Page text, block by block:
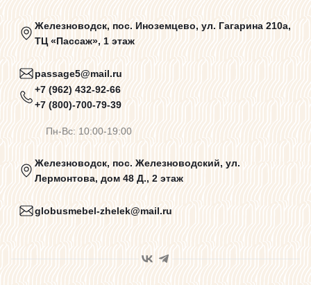
Политика конфиденциальности
Пользовательское соглашение
Договор оферты
Программа лояльности
Карта сайта
Железноводск, пос. Иноземцево, ул. Гагарина 210а,
ТЦ «Пассаж», 1 этаж
passage5@mail.ru
+7 (962) 432-92-66
+7 (800)-700-79-39
Пн-Вс: 10:00-19:00
Железноводск, пос. Железноводский, ул.
Лермонтова, дом 48 Д., 2 этаж
globusmebel-zhelek@mail.ru